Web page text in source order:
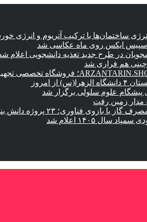
ساختمان‌ها با ترکیب آتریوم و انرژی
اسپیس ایکس روی ماه عکاسی شد
در طرح جدید تغذیه دانشجویی اعلام
هم فراری شد
از امروز
پیشگام علوم سلولی برگزار شد
مدار زمین رفت
بازوی فناوری؛ ۲۳ پروژه دانش بنیان تعریف شد
سال ۱۴۰۵ اعلام شد